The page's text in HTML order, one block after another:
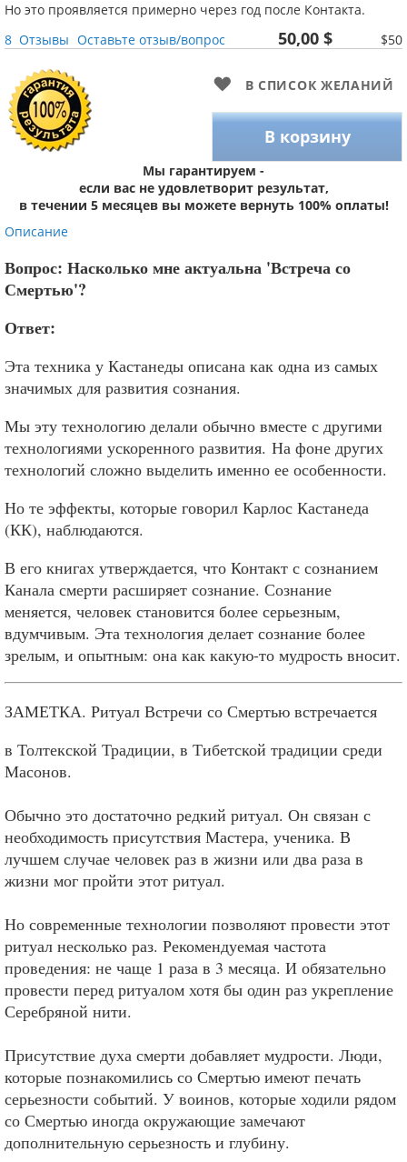
Но это проявляется примерно через год после Контакта.
8 Отзывы Оставьте отзыв/вопрос 50,00 $ $50
В СПИСОК ЖЕЛАНИЙ
В корзину
Мы гарантируем -
если вас не удовлетворит результат,
в течении 5 месяцев вы можете вернуть 100% оплаты!
Описание
Вопрос: Насколько мне актуальна 'Встреча со
Смертью'?
Ответ:
Эта техника у Кастанеды описана как одна из самых
значимых для развития сознания.
Мы эту технологию делали обычно вместе с другими
технологиями ускоренного развития. На фоне других
технологий сложно выделить именно ее особенности.
Но те эффекты, которые говорил Карлос Кастанеда
(КК), наблюдаются.
В его книгах утверждается, что Контакт с сознанием
Канала смерти расширяет сознание. Сознание
меняется, человек становится более серьезным,
вдумчивым. Эта технология делает сознание более
зрелым, и опытным: она как какую-то мудрость вносит.
ЗАМЕТКА. Ритуал Встречи со Смертью встречается
в Толтекской Традиции, в Тибетской традиции среди
Масонов.
Обычно это достаточно редкий ритуал. Он связан с
необходимость присутствия Мастера, ученика. В
лучшем случае человек раз в жизни или два раза в
жизни мог пройти этот ритуал.
Но современные технологии позволяют провести этот
ритуал несколько раз. Рекомендуемая частота
проведения: не чаще 1 раза в 3 месяца. И обязательно
провести перед ритуалом хотя бы один раз укрепление
Серебряной нити.
Присутствие духа смерти добавляет мудрости. Люди,
которые познакомились со Смертью имеют печать
серьезности событий. У воинов, которые ходили рядом
со Смертью иногда окружающие замечают
дополнительную серьезность и глубину.